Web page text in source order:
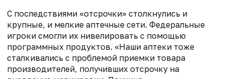
С последствиями «отсрочки» столкнулись и
крупные, и мелкие аптечные сети. Федеральные
игроки смогли их нивелировать с помощью
программных продуктов. «Наши аптеки тоже
сталкивались с проблемой приемки товара
производителей, получивших отсрочку на